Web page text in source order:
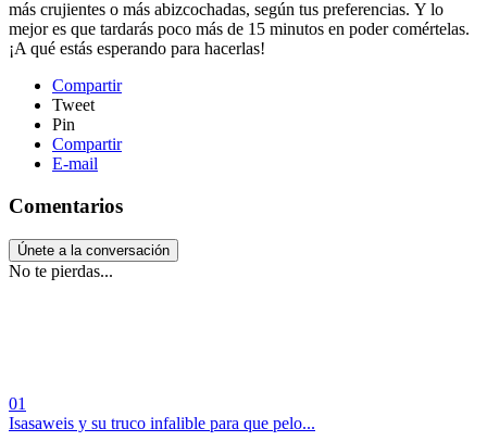
más crujientes o más abizcochadas, según tus preferencias. Y lo
mejor es que tardarás poco más de 15 minutos en poder comértelas.
¡A qué estás esperando para hacerlas!
Compartir
Tweet
Pin
Compartir
E-mail
Comentarios
Únete a la conversación
No te pierdas...
01
Isasaweis y su truco infalible para que pelo...